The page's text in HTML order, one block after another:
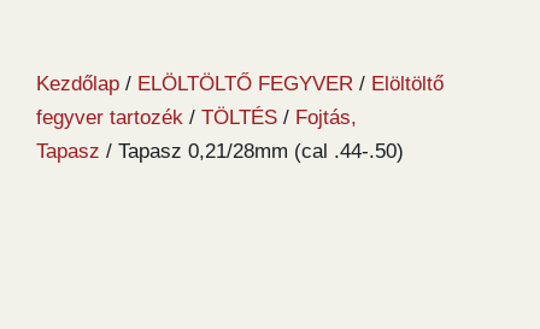
Kezdőlap / ELÖLTÖLTŐ FEGYVER / Elöltöltő
fegyver tartozék / TÖLTÉS / Fojtás,
Tapasz / Tapasz 0,21/28mm (cal .44-.50)